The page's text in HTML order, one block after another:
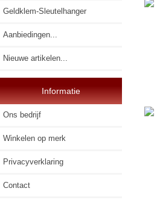
Geldklem-Sleutelhanger
Aanbiedingen...
Nieuwe artikelen...
Informatie
Ons bedrijf
Winkelen op merk
Privacyverklaring
Contact